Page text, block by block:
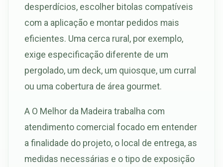
desperdícios, escolher bitolas compatíveis
com a aplicação e montar pedidos mais
eficientes. Uma cerca rural, por exemplo,
exige especificação diferente de um
pergolado, um deck, um quiosque, um curral
ou uma cobertura de área gourmet.
A O Melhor da Madeira trabalha com
atendimento comercial focado em entender
a finalidade do projeto, o local de entrega, as
medidas necessárias e o tipo de exposição